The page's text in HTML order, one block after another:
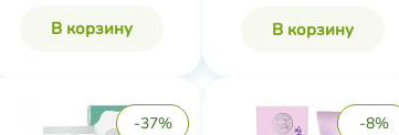
В корзину В корзину
-37% -8%